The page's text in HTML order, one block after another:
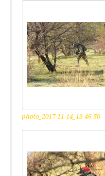
photo_2017-11-14_13-46-50